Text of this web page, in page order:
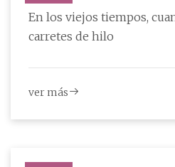
En los viejos tiempos,
carretes de hilo
ver más